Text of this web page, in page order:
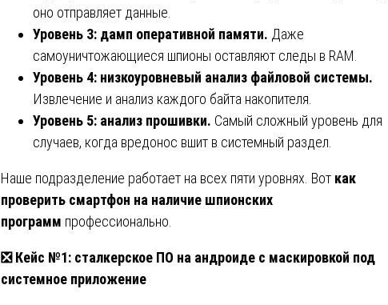
оно отправляет данные.
Уровень 3: дамп оперативной памяти. Даже
самоуничтожающиеся шпионы оставляют следы в RAM.
Уровень 4: низкоуровневый анализ файловой системы.
Извлечение и анализ каждого байта накопителя.
Уровень 5: анализ прошивки. Самый сложный уровень для
случаев, когда вредонос вшит в системный раздел.
Наше подразделение работает на всех пяти уровнях. Вот как
проверить смартфон на наличие шпионских
программ профессионально.
❎Кейс №1: сталкерское ПО на андроиде с маскировкой под
системное приложение